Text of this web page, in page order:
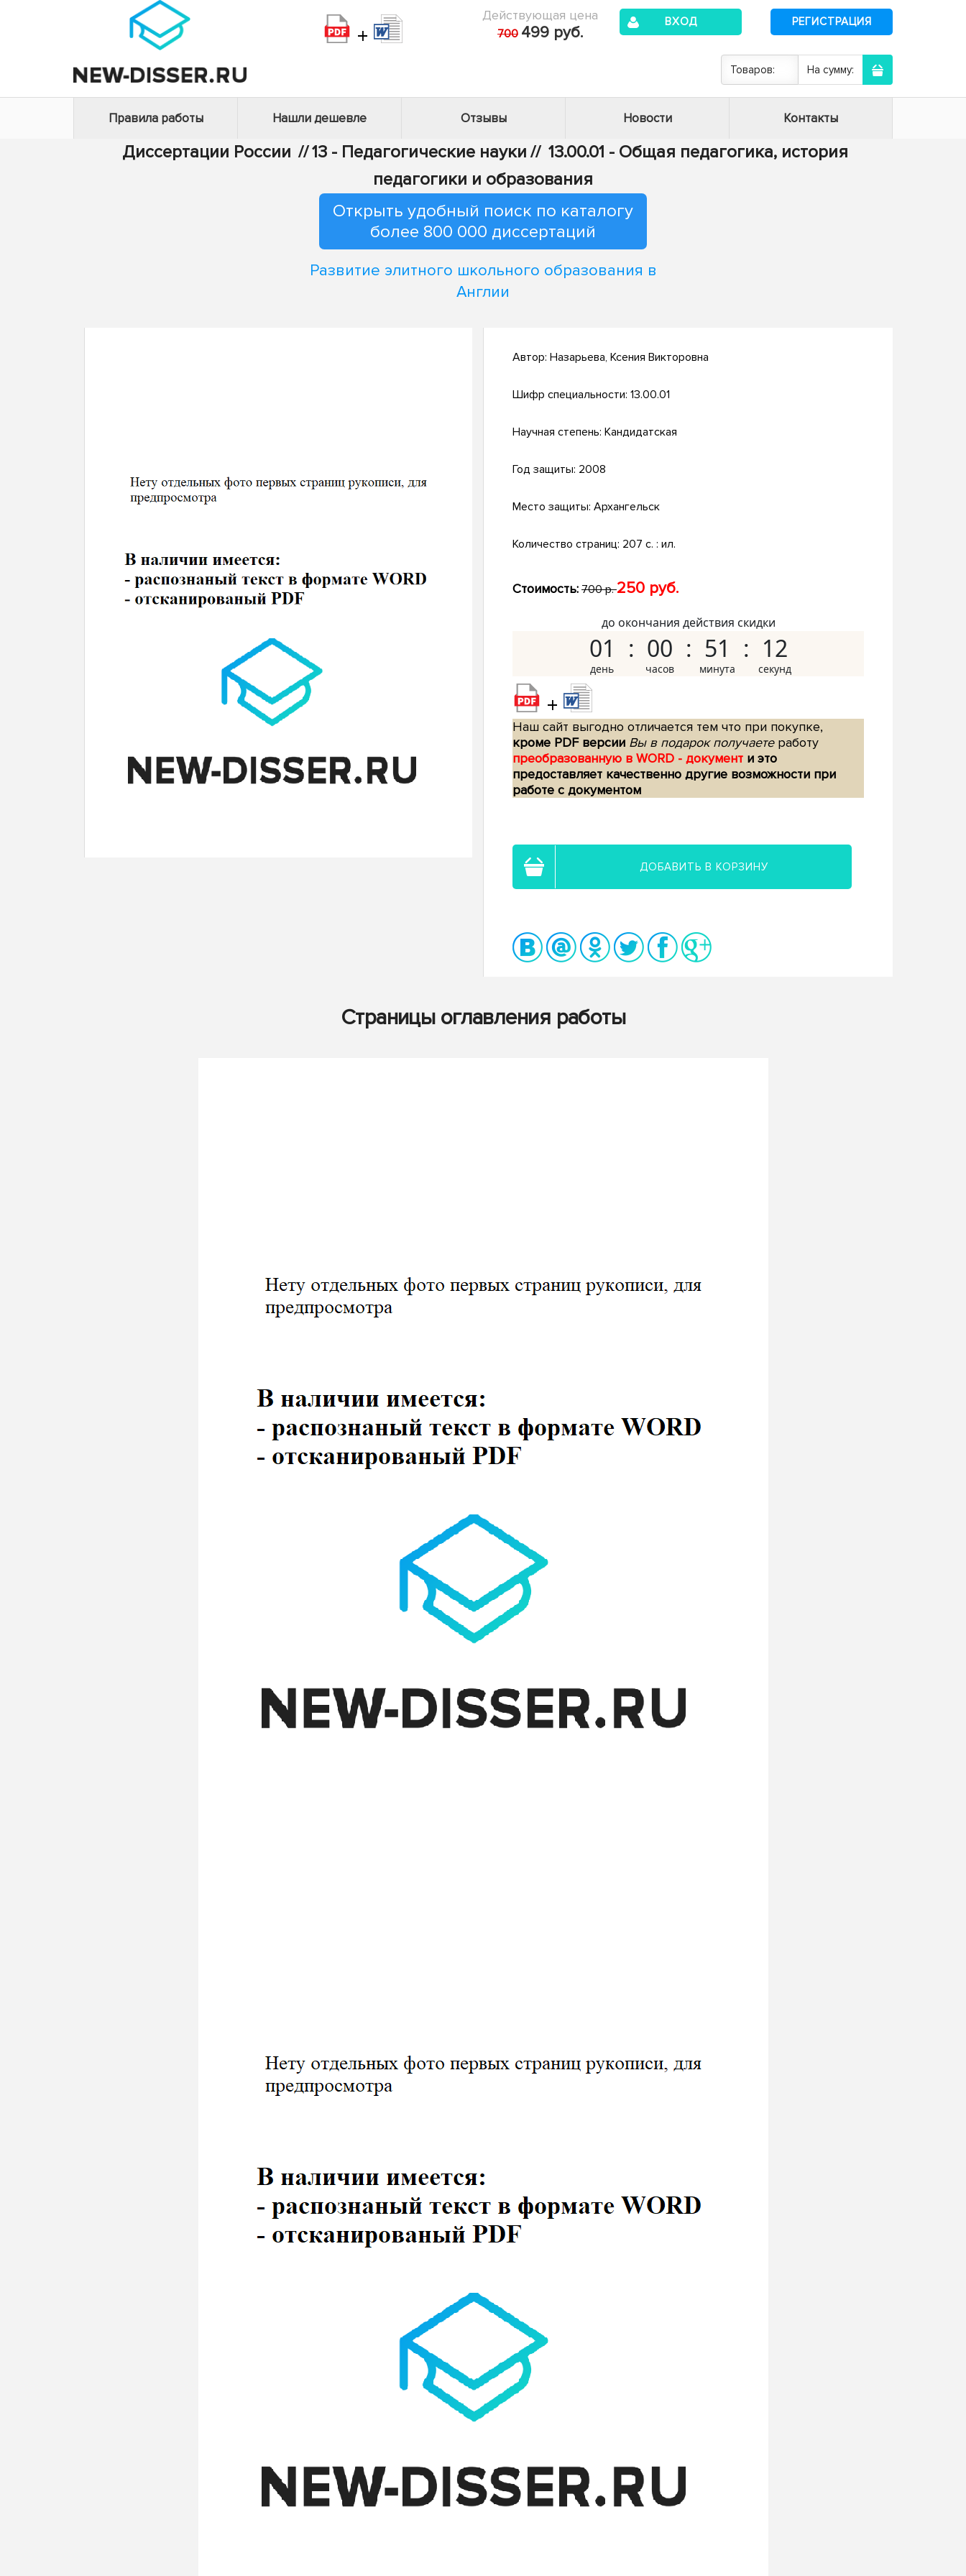
+
Действующая цена
700 499 руб.
ВХОД РЕГИСТРАЦИЯ
Товаров: На сумму:
Правила работы Нашли дешевле Отзывы Новости Контакты
Диссертации России //13 - Педагогические науки // 13.00.01 - Общая педагогика, история
педагогики и образования
Открыть удобный поиск по каталогу
более 800 000 диссертаций
Развитие элитного школьного образования в
Англии
Автор: Назарьева, Ксения Викторовна
Шифр специальности: 13.00.01
Научная степень: Кандидатская
Год защиты: 2008
Место защиты: Архангельск
Количество страниц: 207 с. : ил.
Стоимость: 700 р.250 руб.
до окончания действия скидки
01 00 51 11
+
Наш сайт выгодно отличается тем что при покупке,
кроме PDF версии Вы в подарок получаетеработу
преобразованную в WORD - документ и это
предоставляет качественно другие возможности при
работе с документом
ДОБАВИТЬ В КОРЗИНУ
Страницы оглавления работы